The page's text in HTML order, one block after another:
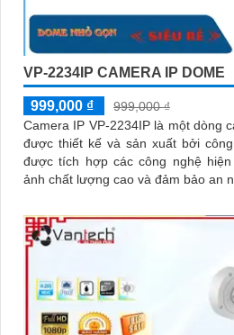
VP-2234IP CAMERA IP DOME
999,000 ₫
999,000 ₫
Camera IP VP-2234IP là một dòng
được thiết kế và sản xuất bởi công ty
được tích hợp các công nghệ
ảnh chất lượng cao và đảm bảo an